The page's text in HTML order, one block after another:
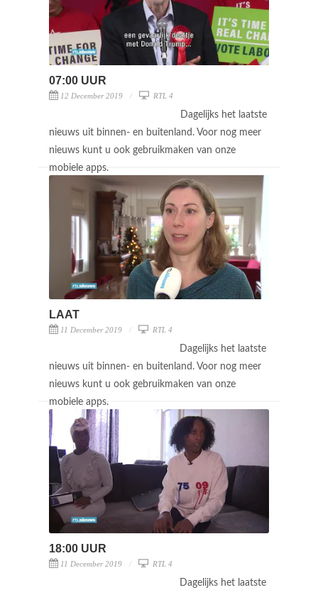
07:00 UUR
12 December 2019 RTL 4
Dagelijks het laatste
nieuws uit binnen- en buitenland. Voor nog meer
nieuws kunt u ook gebruikmaken van onze
mobiele apps.
LAAT
11 December 2019 RTL 4
Dagelijks het laatste
nieuws uit binnen- en buitenland. Voor nog meer
nieuws kunt u ook gebruikmaken van onze
mobiele apps.
18:00 UUR
11 December 2019 RTL 4
Dagelijks het laatste